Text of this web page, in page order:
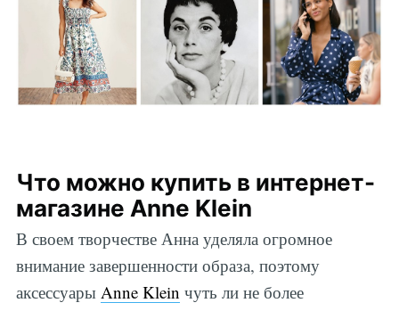
Что можно купить в интернет-
магазине Anne Klein
В своем творчестве Анна уделяла огромное
внимание завершенности образа, поэтому
аксессуары Anne Klein чуть ли не более